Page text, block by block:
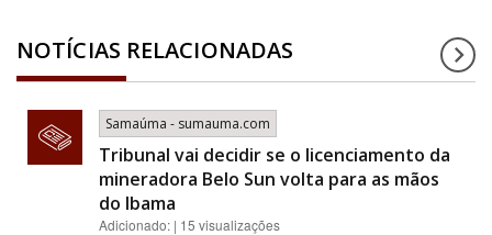
NOTÍCIAS RELACIONADAS
Samaúma - sumauma.com
Tribunal vai decidir se o licenciamento da
mineradora Belo Sun volta para as mãos
do Ibama
Adicionado: | 15 visualizações